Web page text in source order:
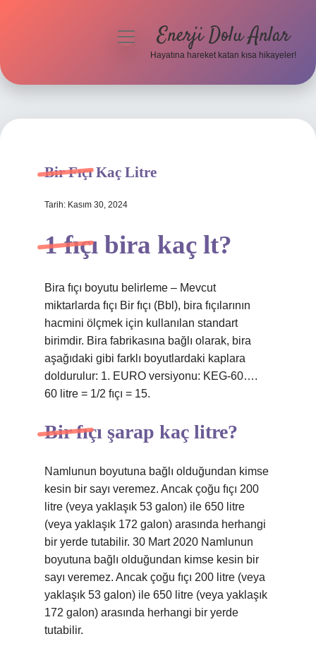
Hakkımızda
menüyüEnerji Dolu Anlar
Hayatına hareket katan kısa hikayeler!
Bir Fıçı Kaç Litre
Tarih: Kasım 30, 2024
1 fıçı bira kaç lt?
Bira fıçı boyutu belirleme – Mevcut
miktarlarda fıçı Bir fıçı (Bbl), bira fıçılarının
hacmini ölçmek için kullanılan standart
birimdir. Bira fabrikasına bağlı olarak, bira
aşağıdaki gibi farklı boyutlardaki kaplara
doldurulur: 1. EURO versiyonu: KEG-60….
60 litre = 1/2 fıçı = 15.
Bir fıçı şarap kaç litre?
Namlunun boyutuna bağlı olduğundan kimse
kesin bir sayı veremez. Ancak çoğu fıçı 200
litre (veya yaklaşık 53 galon) ile 650 litre
(veya yaklaşık 172 galon) arasında herhangi
bir yerde tutabilir. 30 Mart 2020 Namlunun
boyutuna bağlı olduğundan kimse kesin bir
sayı veremez. Ancak çoğu fıçı 200 litre (veya
yaklaşık 53 galon) ile 650 litre (veya yaklaşık
172 galon) arasında herhangi bir yerde
tutabilir.